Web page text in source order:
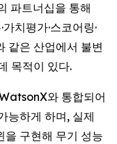
파트너십을 통해
치평가·스코어링·
같은 산업에서 불변
목적이 있다.
와 통합되어
능하게 하며, 실제
을 구현해 무기 성능